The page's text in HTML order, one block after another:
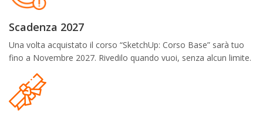
Scadenza 2027
Una volta acquistato il corso “SketchUp: Corso Base” sarà tuo
fino a Novembre 2027. Rivedilo quando vuoi, senza alcun limite.